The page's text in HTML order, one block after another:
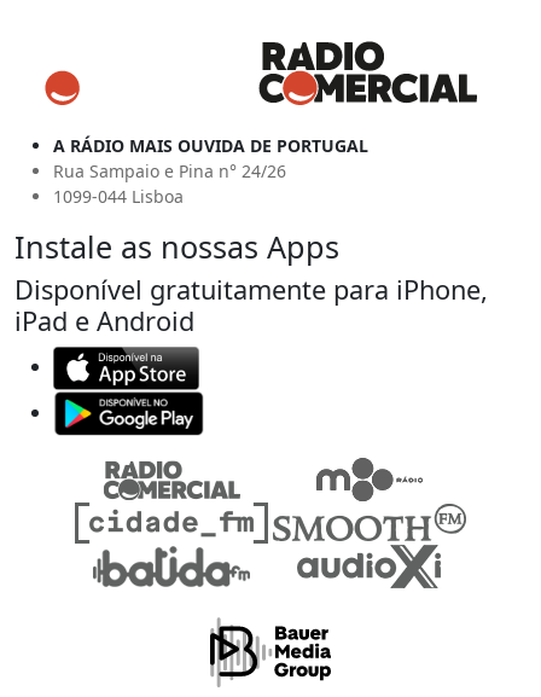
A RÁDIO MAIS OUVIDA DE PORTUGAL
Rua Sampaio e Pina n° 24/26
1099-044 Lisboa
Instale as nossas Apps
Disponível gratuitamente para iPhone,
iPad e Android